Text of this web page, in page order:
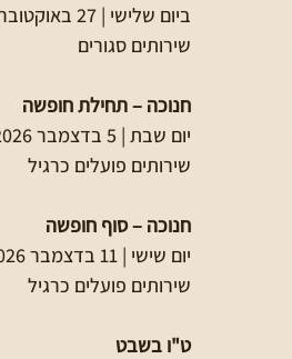
ביום שלישי | 27 באוקטובר 2026
שירותים סגורים
חנוכה – תחילת חופשה
יום שבת | 5 בדצמבר 2026
שירותים פועלים כרגיל
חנוכה – סוף חופשה
יום שישי | 11 בדצמבר 2026
שירותים פועלים כרגיל
ט"ו בשבט